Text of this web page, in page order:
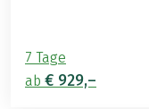
7 Tage
ab € 929,–